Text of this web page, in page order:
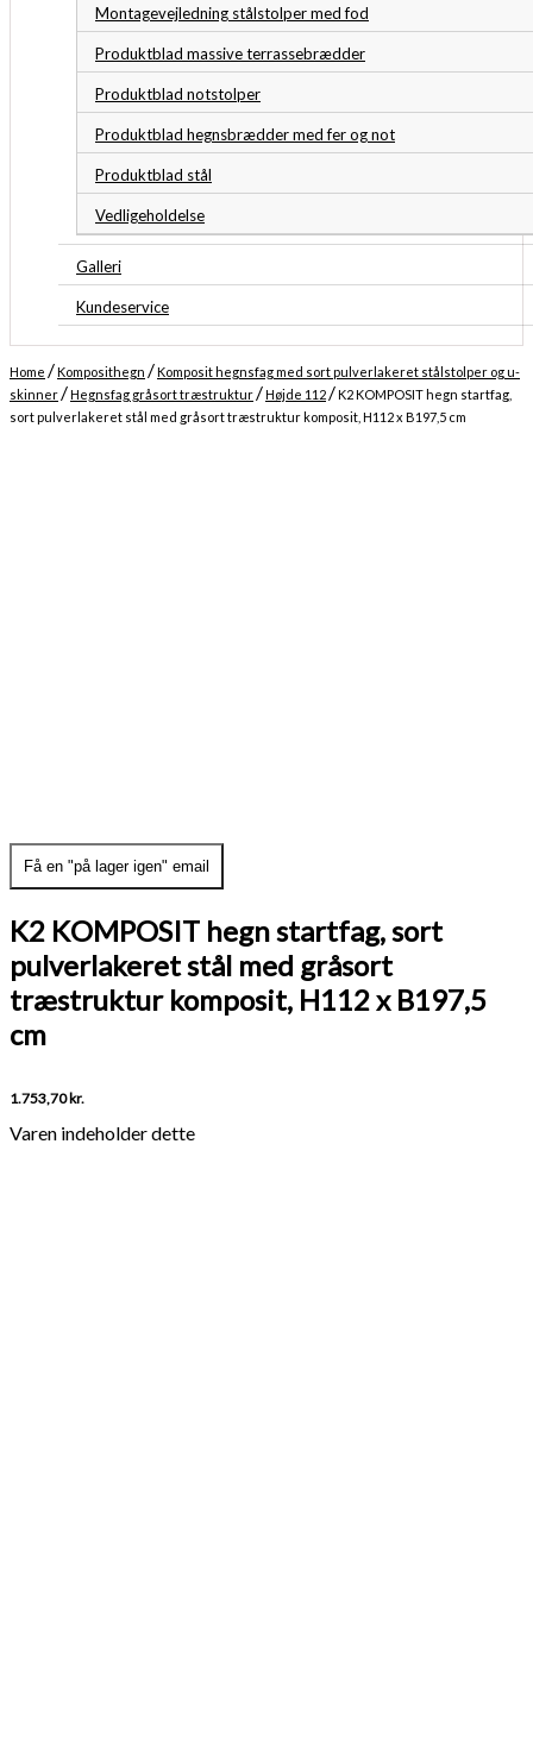
Montagevejledning stålstolper med fod
Produktblad massive terrassebrædder
Produktblad notstolper
Produktblad hegnsbrædder med fer og not
Produktblad stål
Vedligeholdelse
Galleri
Kundeservice
Home /Komposithegn /Komposit hegnsfag med sort pulverlakeret stålstolper og u-
skinner /Hegnsfag gråsort træstruktur /Højde 112 /K2 KOMPOSIT hegn startfag,
sort pulverlakeret stål med gråsort træstruktur komposit, H112 x B197,5 cm
K2 KOMPOSIT hegn startfag, sort
pulverlakeret stål med gråsort
træstruktur komposit, H112 x B197,5
cm
1.753,70kr.
Få en "på lager igen" email